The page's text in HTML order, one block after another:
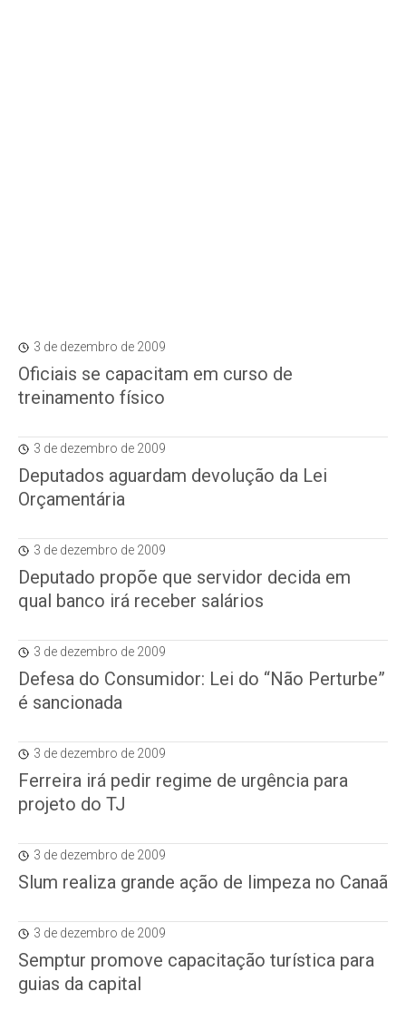
3 de dezembro de 2009
Oficiais se capacitam em curso de
treinamento físico
3 de dezembro de 2009
Deputados aguardam devolução da Lei
Orçamentária
3 de dezembro de 2009
Deputado propõe que servidor decida em
qual banco irá receber salários
3 de dezembro de 2009
Defesa do Consumidor: Lei do “Não Perturbe”
é sancionada
3 de dezembro de 2009
Ferreira irá pedir regime de urgência para
projeto do TJ
3 de dezembro de 2009
Slum realiza grande ação de limpeza no Canaã
3 de dezembro de 2009
Semptur promove capacitação turística para
guias da capital